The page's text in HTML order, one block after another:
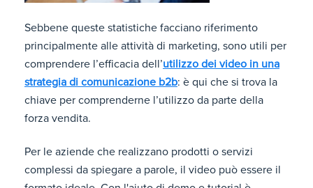
Sebbene queste statistiche facciano riferimento
principalmente alle attività di marketing, sono utili per
comprendere l’efficacia dell’utilizzo dei video in una
strategia di comunicazione b2b: è qui che si trova la
chiave per comprenderne l’utilizzo da parte della
forza vendita.
Per le aziende che realizzano prodotti o servizi
complessi da spiegare a parole, il video può essere il